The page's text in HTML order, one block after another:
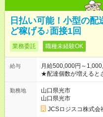
日払い可能！小型の
ど稼げる♪面接1回
業務委託 職種未経験OK
給与
月給500,000円～
★配達個数が増えると
ど！ ・主要都市エリア 月収55万円／週5日稼働 月収65万~112
万円／週6日稼働 ・地方郊外エリア 月収40万円／週5日稼働 月
収40万円~50万円／週6日稼働 ＜モデルイメー
円 (27歳男性/江東区在
(日休み) ■月収80万円(43歳男性/墨田区在住)※元営業 1日200個
勤務地
山口県光市
山口県光市
JCSロジスコ株式会